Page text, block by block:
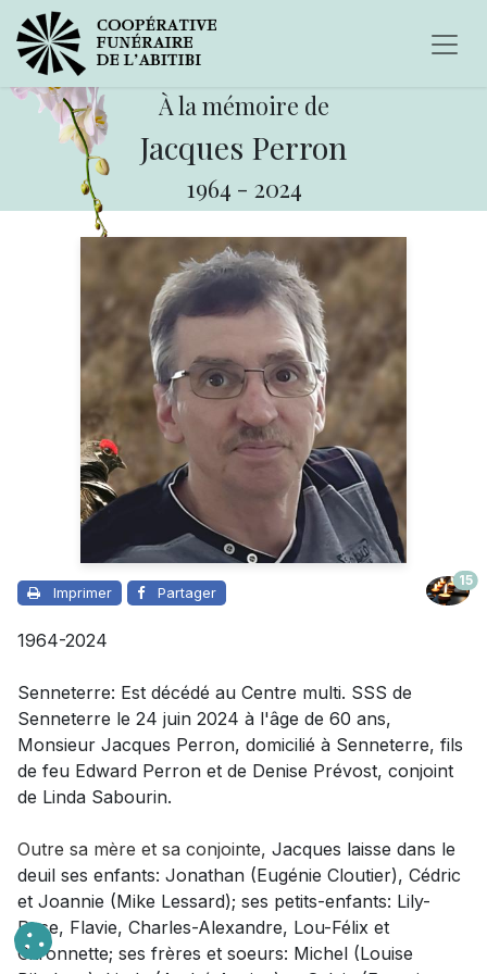
À la mémoire de
Jacques Perron
1964 - 2024
Imprimer Partager
15
1964-2024
Senneterre: Est décédé au Centre multi. SSS de
Senneterre le 24 juin 2024 à l'âge de 60 ans,
Monsieur Jacques Perron, domicilié à Senneterre, fils
de feu Edward Perron et de Denise Prévost, conjoint
de Linda Sabourin.
Outre sa mère et sa conjointe, Jacques laisse dans le
deuil ses enfants: Jonathan (Eugénie Cloutier), Cédric
et Joannie (Mike Lessard); ses petits-enfants: Lily-
Rose, Flavie, Charles-Alexandre, Lou-Félix et
Citronnette; ses frères et soeurs: Michel (Louise